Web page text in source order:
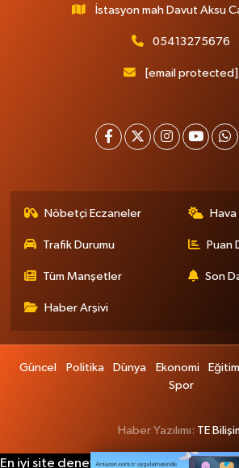
İstasyon mah Davut Aksu
05413275676
[email protected]
Nöbetçi Eczaneler
Trafik Durumu Puan
Tüm Manşetler Son
Haber Arşivi
Güncel Politika Dünya Ekonomi Eğitim
Spor
Haber Yazılımı: TE
En iyi site deneyimi sağlamak için